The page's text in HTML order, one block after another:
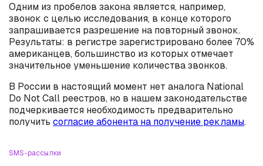
Одним из пробелов закона является, например,
звонок с целью исследования, в конце которого
запрашивается разрешение на повторный звонок.
Результаты: в регистре зарегистрировано более 70%
американцев, большинство из которых отмечает
значительное уменьшение количества звонков.
В России в настоящий момент нет аналога National
Do Not Call реестров, но в нашем законодательстве
подчеркивается необходимость предварительно
получить согласие абонента на получение рекламы.
SMS-рассылки